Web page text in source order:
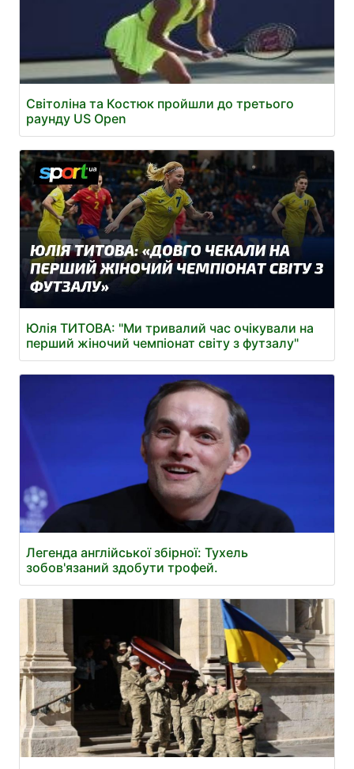
Світоліна та Костюк пройшли до третього
раунду US Open
Юлія ТИТОВА: "Ми тривалий час очікували на
перший жіночий чемпіонат світу з футзалу"
Легенда англійської збірної: Тухель
зобов'язаний здобути трофей.